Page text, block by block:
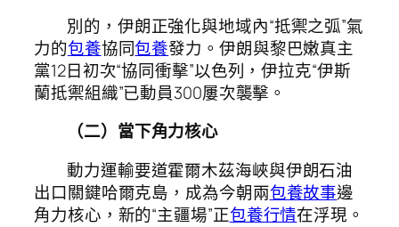
別的，伊朗正強化與地域內“抵禦之弧”氣
力的包養協同包養發力。伊朗與黎巴嫩真主
黨12日初次“協同衝擊”以色列，伊拉克“伊斯
蘭抵禦組織”已動員300屢次襲擊。
（二）當下角力核心
動力運輸要道霍爾木茲海峽與伊朗石油
出口關鍵哈爾克島，成為今朝兩包養故事邊
角力核心，新的“主疆場”正包養行情在浮現。